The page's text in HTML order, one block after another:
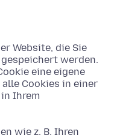
Website, die Sie
werden.
eine eigene
Cookies in einer
Ihrem
wie z. B. Ihren